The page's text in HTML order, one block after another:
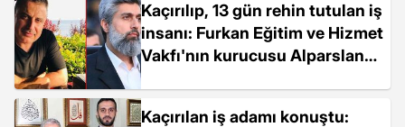
Kaçırılıp, 13 gün rehin tutulan iş
insanı: Furkan Eğitim ve Hizmet
Vakfı'nın kurucusu Alparslan
Kaçırılan iş adamı konuştu: